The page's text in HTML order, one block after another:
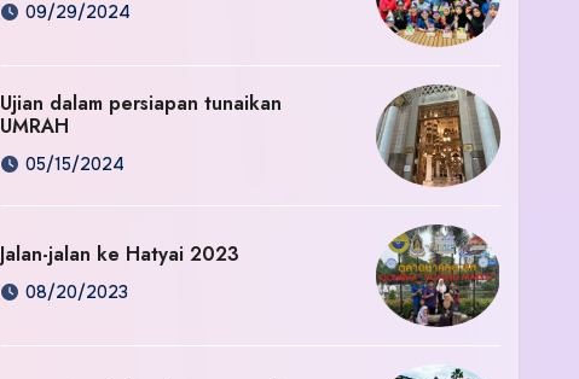
09/29/2024
Ujian dalam persiapan tunaikan
UMRAH
05/15/2024
Jalan-jalan ke Hatyai 2023
08/20/2023